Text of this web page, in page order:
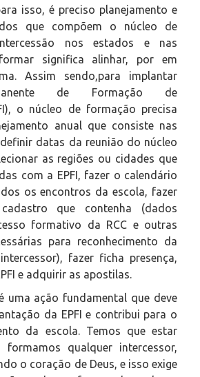
isso, é preciso planejamento e
que compõem o núcleo de
nos estados e nas
significa alinhar, por em
Assim sendo,para implantar
de Formação de
o núcleo de formação precisa
anual que consiste nas
datas da reunião do núcleo
as regiões ou cidades que
com a EPFI, fazer o calendário
os encontros da escola, fazer
que contenha (dados
formativo da RCC e outras
para reconhecimento da
fazer ficha presença,
e adquirir as apostilas.
uma ação fundamental que deve
da EPFI e contribui para o
da escola. Temos que estar
formamos qualquer intercessor,
o coração de Deus, e isso exige